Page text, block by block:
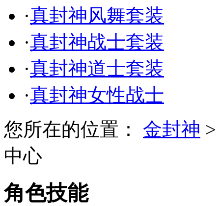
·真封神风舞套装
·真封神战士套装
·真封神道士套装
·真封神女性战士
您所在的位置： 金封神
中心
角色技能